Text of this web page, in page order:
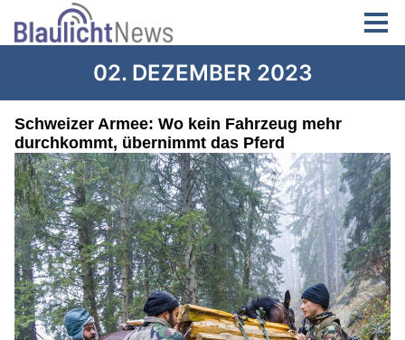
02. DEZEMBER 2023
Schweizer Armee: Wo kein Fahrzeug mehr
durchkommt, übernimmt das Pferd